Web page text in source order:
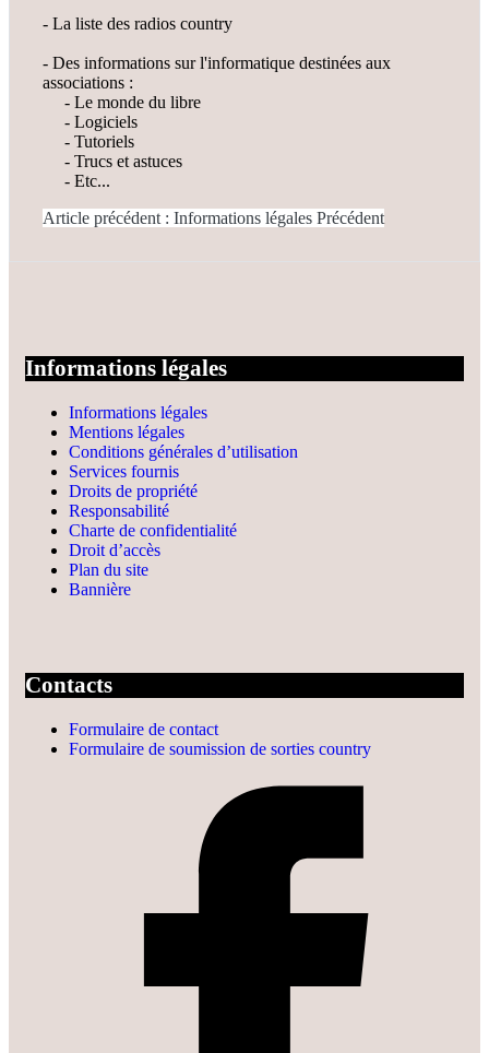
- La liste des radios country
- Des informations sur l'informatique destinées aux
associations :
- Le monde du libre
- Logiciels
- Tutoriels
- Trucs et astuces
- Etc...
Article précédent : Informations légales Précédent
Informations légales
Informations légales
Mentions légales
Conditions générales d’utilisation
Services fournis
Droits de propriété
Responsabilité
Charte de confidentialité
Droit d’accès
Plan du site
Bannière
Contacts
Formulaire de contact
Formulaire de soumission de sorties country